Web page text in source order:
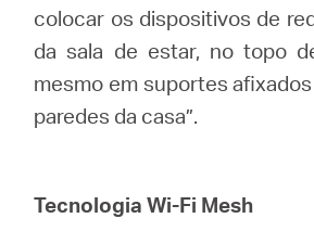
colocar os dispositivos de
da sala de estar, no topo
mesmo em suportes
paredes da casa”.
Tecnologia Wi-Fi Mesh